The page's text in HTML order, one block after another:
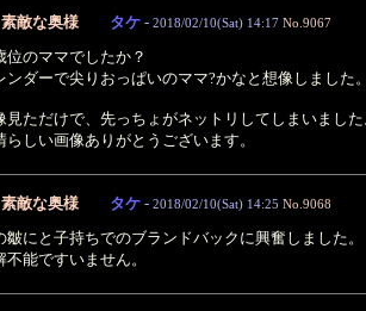
敵な奥様 タケ - 2018/02/10(Sat) 14:17 No.9067
位のママでしたか？
ンダーで尖りおっぱいのママ?かなと想像しました
見ただけで、先っちょがネットリしてしまいまし
らしい画像ありがとうございます。
敵な奥様 タケ - 2018/02/10(Sat) 14:25 No.9068
皺にと子持ちでのブランドバックに興奮しました。
不能ですいません。